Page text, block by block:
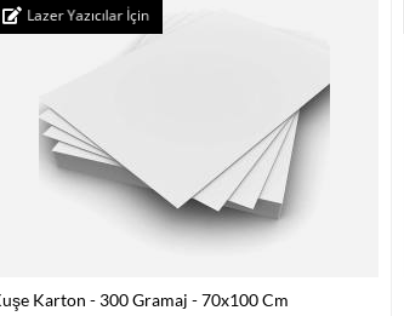
Lazer Yazıcılar İçin
Karton - 300 Gramaj - 70x100 Cm